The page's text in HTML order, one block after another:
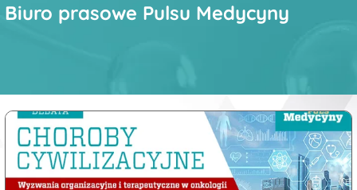
Biuro prasowe Pulsu Medycyny